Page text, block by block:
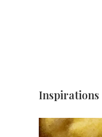
Inspirations